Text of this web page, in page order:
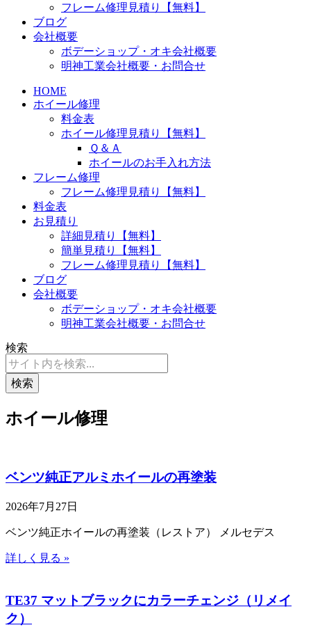
フレーム修理見積り【無料】
ブログ
会社概要
ボデーショップ・オキ会社概要
明神工業会社概要・お問合せ
HOME
ホイール修理
料金表
ホイール修理見積り【無料】
Ｑ＆Ａ
ホイールのお手入れ方法
フレーム修理
フレーム修理見積り【無料】
料金表
お見積り
詳細見積り【無料】
簡単見積り【無料】
フレーム修理見積り【無料】
ブログ
会社概要
ボデーショップ・オキ会社概要
明神工業会社概要・お問合せ
検索
検索
ホイール修理
ベンツ純正アルミホイールの再塗装
2026年7月27日
ベンツ純正ホイールの再塗装（レストア） メルセデス
詳しく見る »
TE37 マットブラックにカラーチェンジ（リメイ
ク）